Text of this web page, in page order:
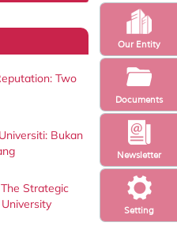
Setting
Newsletter
Our Entity
Documents
Two
Bukan
Strategic